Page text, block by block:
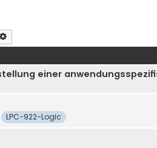
einer
LPC-922-Logic